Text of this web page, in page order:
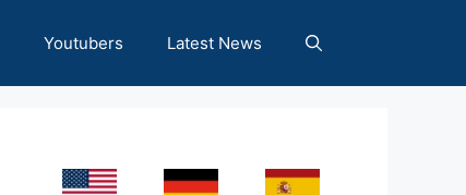
Youtubers Latest News